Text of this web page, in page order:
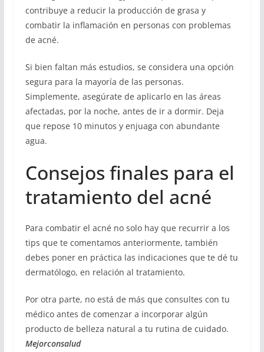
contribuye a reducir la producción de grasa y
combatir la inflamación en personas con problemas
de acné.
Si bien faltan más estudios, se considera una opción
segura para la mayoría de las personas.
Simplemente, asegúrate de aplicarlo en las áreas
afectadas, por la noche, antes de ir a dormir. Deja
que repose 10 minutos y enjuaga con abundante
agua.
Consejos finales para el
tratamiento del acné
Para combatir el acné no solo hay que recurrir a los
tips que te comentamos anteriormente, también
debes poner en práctica las indicaciones que te dé tu
dermatólogo, en relación al tratamiento.
Por otra parte, no está de más que consultes con tu
médico antes de comenzar a incorporar algún
producto de belleza natural a tu rutina de cuidado.
Mejorconsalud